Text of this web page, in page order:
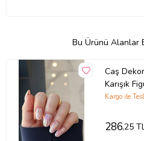
Bu Ürünü Alanlar
Caş
Karışık
Tırnak Set
Kargo ile
286,25